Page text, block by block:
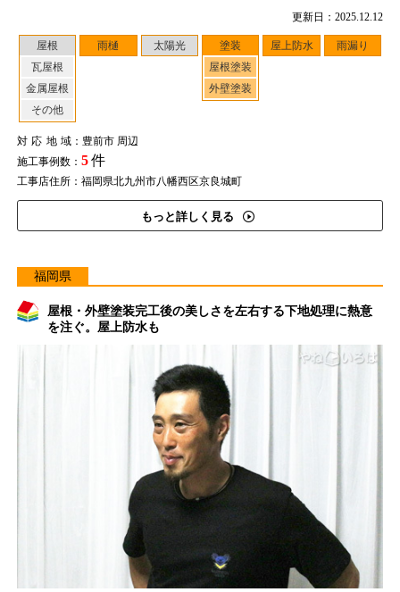
更新日：2025.12.12
屋根
瓦屋根
金属屋根
その他
雨樋 太陽光
塗装
屋根塗装
外壁塗装
屋上防水 雨漏り
対応地域：豊前市 周辺
施工事例数： 5件
工事店住所：福岡県北九州市八幡西区京良城町
もっと詳しく見る
福岡県
屋根・外壁塗装完工後の美しさを左右する下地処理に熱意
を注ぐ。屋上防水も